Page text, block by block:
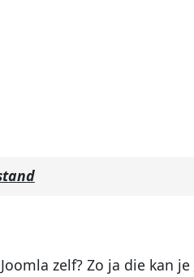
zelf? Zo ja die kan je